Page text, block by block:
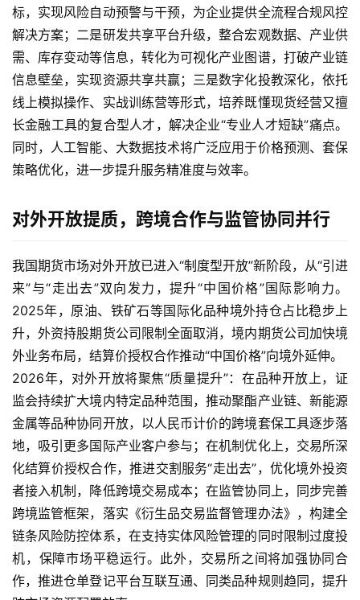
户
原
油
期
货
直
播
室
原
期
货
情
原
油
直
播
室
国
内
期
货
国
标，实现风险自动预警与干预，为企业提供全流程合规风控
解决方案；二是研发共享平台升级，整合宏观数据、产业供
需、库存变动等信息，转化为可视化产业图谱，打破产业链
信息壁垒，实现资源共享共赢；三是数字化投教深化，依托
线上模拟操作、实战训练营等形式，培养既懂现货经营又擅
长金融工具的复合型人才，解决企业“专业人才短缺”痛点。
同时，人工智能、大数据技术将广泛应用于价格预测、套保
策略优化，进一步提升服务精准度与效率。
对外开放提质，跨境合作与监管协同并行
我国期货市场对外开放已进入“制度型开放”新阶段，从“引进
来”与“走出去”双向发力，提升“中国价格”国际影响力。
2025年，原油、铁矿石等国际化品种境外持仓占比稳步上
升，外资持股期货公司限制全面取消，境内期货公司加快境
外业务布局，结算价授权合作推动“中国价格”向境外延伸。
2026年，对外开放将聚焦“质量提升”：在品种开放上，证
监会持续扩大境内特定品种范围，推动聚酯产业链、新能源
金属等品种协同开放，以人民币计价的跨境套保工具逐步落
地，吸引更多国际产业客户参与；在机制优化上，交易所深
化结算价授权合作，推进交割服务“走出去”，优化境外投资
者接入机制，降低跨境交易成本；在监管协同上，同步完善
跨境监管框架，落实《衍生品交易监督管理办法》，构建全
链条风险防控体系，在支持实体风险管理的同时限制过度投
机，保障市场平稳运行。此外，交易所之间将加强协同合
作，推进仓单登记平台互联互通、同类品种规则趋同，提升